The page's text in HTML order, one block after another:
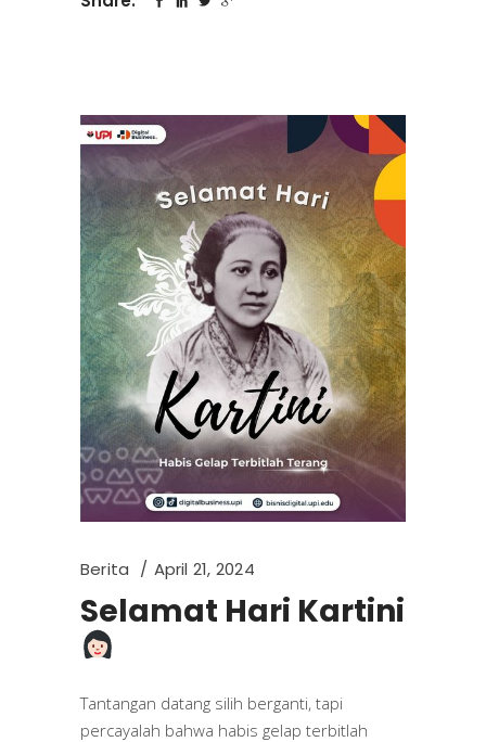
Berita April 21, 2024
Selamat Hari Kartini
Tantangan datang silih berganti, tapi
percayalah bahwa habis gelap terbitlah